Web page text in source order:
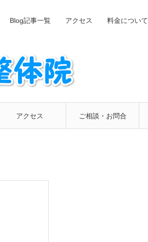
アクセス ご相談・お問合
Blog記事一覧 アクセス 料金について